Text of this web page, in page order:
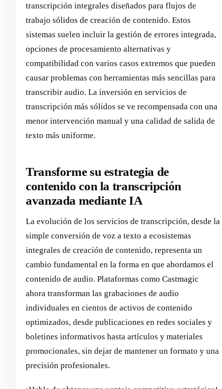
transcripción integrales diseñados para flujos de
trabajo sólidos de creación de contenido. Estos
sistemas suelen incluir la gestión de errores integrada,
opciones de procesamiento alternativas y
compatibilidad con varios casos extremos que pueden
causar problemas con herramientas más sencillas para
transcribir audio. La inversión en servicios de
transcripción más sólidos se ve recompensada con una
menor intervención manual y una calidad de salida de
texto más uniforme.
Transforme su estrategia de
contenido con la transcripción
avanzada mediante IA
La evolución de los servicios de transcripción, desde la
simple conversión de voz a texto a ecosistemas
integrales de creación de contenido, representa un
cambio fundamental en la forma en que abordamos el
contenido de audio. Plataformas como Castmagic
ahora transforman las grabaciones de audio
individuales en cientos de activos de contenido
optimizados, desde publicaciones en redes sociales y
boletines informativos hasta artículos y materiales
promocionales, sin dejar de mantener un formato y una
precisión profesionales.